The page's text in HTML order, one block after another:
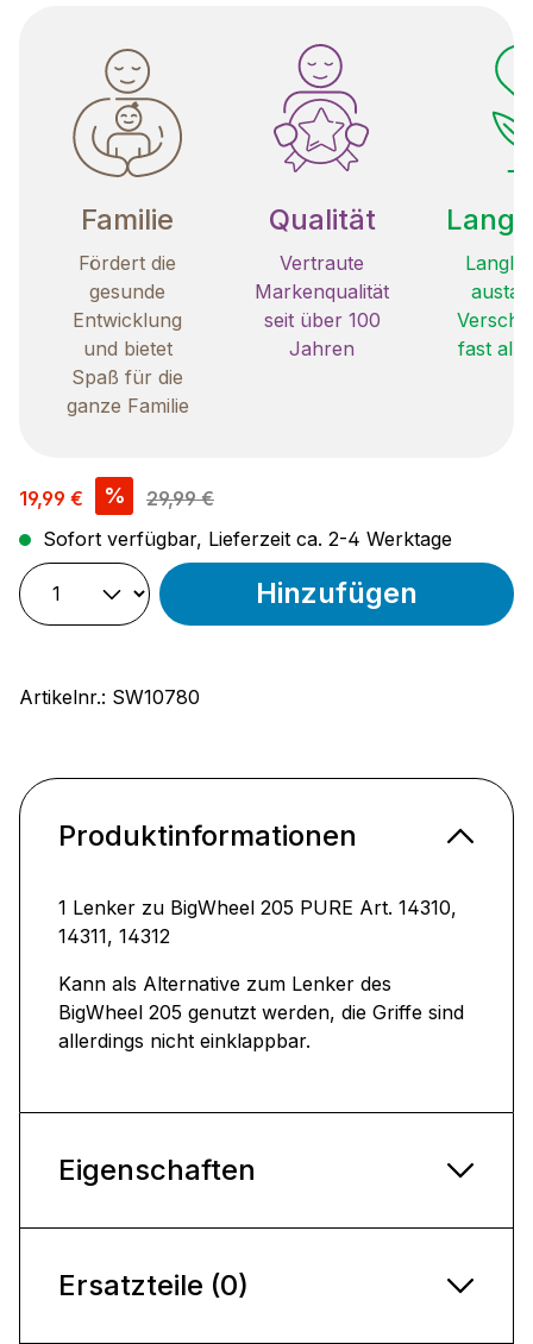
Familie
Fördert die
gesunde
Entwicklung
und bietet
Spaß für die
ganze Familie
Qualität
Vertraute
Markenqualität
seit über 100
Jahren
fast
Verkaufspreis:
19,99 € %
29,99 €
Sofort verfügbar, Lieferzeit ca. 2-4 Werktage
Hinzufügen
Artikelnr.: SW10780
Produktinformationen
1 Lenker zu BigWheel 205 PURE Art. 14310,
14311, 14312
Kann als Alternative zum Lenker des
BigWheel 205 genutzt werden, die Griffe sind
allerdings nicht einklappbar.
Eigenschaften
Ersatzteile (0)